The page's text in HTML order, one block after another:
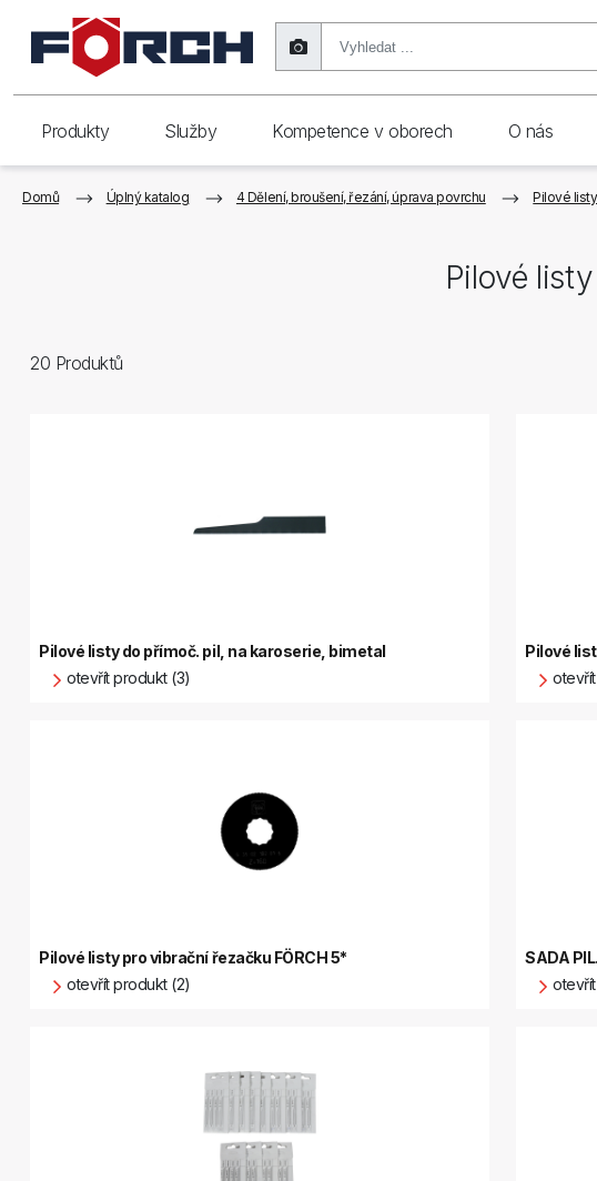
Produkty Služby Kompetence v oborech O nás
Domů Úplný katalog 4 Dělení, broušení, řezání, úprava povrchu Pilové
Pilové
20 Produktů
Pilové listy do přímoč. pil, na karoserie, bimetal
otevřít produkt (3)
Pilové
Pilové listy pro vibrační řezačku FÖRCH 5*
otevřít produkt (2)
SADA